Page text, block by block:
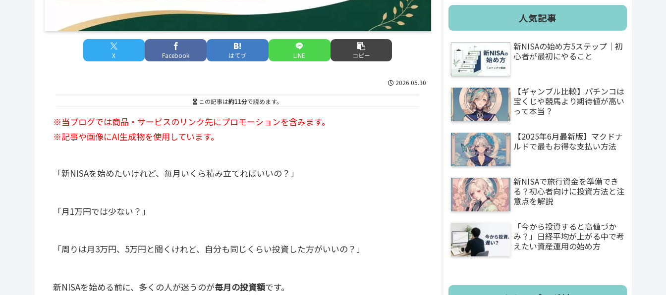
X Facebook はてブ LINE コピー
2026.05.30
この記事は約11分で読めます。
※当ブログでは商品・サービスのリンク先にプロモーションを含みます。
※記事や画像にAI生成物を使用しています。
「新NISAを始めたいけれど、毎月いくら積み立てればいいの？」
「月1万円では少ない？」
「周りは月3万円、5万円と聞くけれど、自分も同じくらい投資した方がいいの？」
新NISAを始める前に、多くの人が迷うのが毎月の投資額です。
人気記事
新NISAの始め方5ステップ｜初
心者が最初にやること
【ギャンブル比較】パチンコは
宝くじや競馬より期待値が高い
って本当？
【2025年6月最新版】マクドナ
ルドで最もお得な支払い方法
新NISAで旅行資金を準備でき
る？初心者向けに投資方法と注
意点を解説
「今から投資すると高値づか
み？」日経平均が上がる中で考
えたい資産運用の始め方